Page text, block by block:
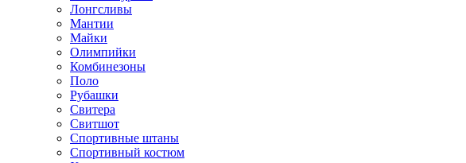
Лонгсливы
Мантии
Майки
Олимпийки
Комбинезоны
Поло
Рубашки
Свитера
Свитшот
Спортивные штаны
Спортивный костюм